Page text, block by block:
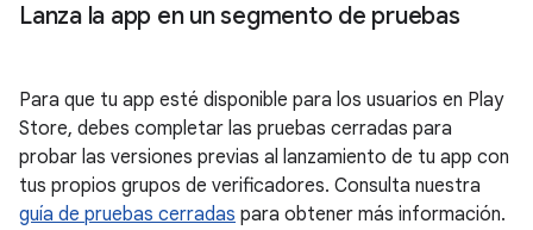
Lanza la app en un segmento de pruebas
Para que tu app esté disponible para los usuarios en Play
Store, debes completar las pruebas cerradas para
probar las versiones previas al lanzamiento de tu app con
tus propios grupos de verificadores. Consulta nuestra
guía de pruebas cerradas para obtener más información.